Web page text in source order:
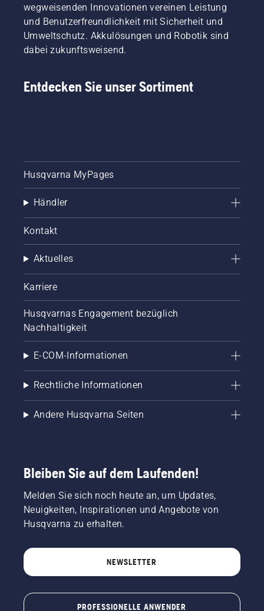
wegweisenden Innovationen vereinen Leistung
und Benutzerfreundlichkeit mit Sicherheit und
Umweltschutz. Akkulösungen und Robotik sind
dabei zukunftsweisend.
Entdecken Sie unser Sortiment
Husqvarna MyPages
Händler
Kontakt
Aktuelles
Karriere
Husqvarnas Engagement bezüglich
Nachhaltigkeit
E-COM-Informationen
Rechtliche Informationen
Andere Husqvarna Seiten
Bleiben Sie auf dem Laufenden!
Melden Sie sich noch heute an, um Updates,
Neuigkeiten, Inspirationen und Angebote von
Husqvarna zu erhalten.
NEWSLETTER
PROFESSIONELLE ANWENDER